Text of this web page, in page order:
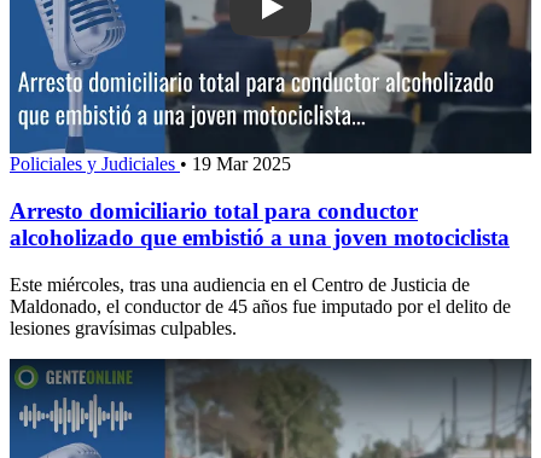
Play: Arresto domiciliario total para
Policiales y Judiciales • 19 Mar 2025
Arresto domiciliario total para conductor
alcoholizado que embistió a una joven motociclista
Este miércoles, tras una audiencia en el Centro de Justicia de
Maldonado, el conductor de 45 años fue imputado por el delito de
lesiones gravísimas culpables.